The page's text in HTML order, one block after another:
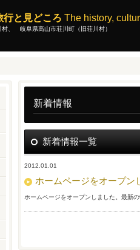
行と見どころ The history,
阜県高山市荘川町（旧荘川村）
新着情報
新着情報一覧
2012.01.01
ホームページをオープン
ホームページをオープンしました。最新の